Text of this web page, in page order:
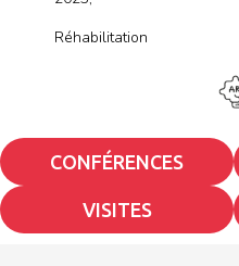
Réhabilitation
CONFÉRENCES
VISITES